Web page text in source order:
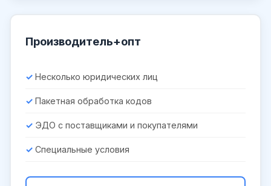
Производитель+опт
Несколько юридических лиц
Пакетная обработка кодов
ЭДО с поставщиками и покупателями
Специальные условия